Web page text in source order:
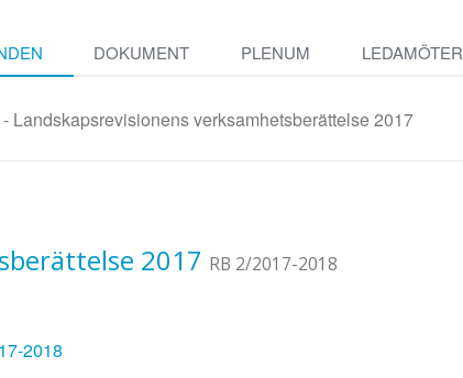
DOKUMENT PLENUM LEDAMÖTER
Landskapsrevisionens verksamhetsberättelse 2017
2017 RB 2/2017-2018
2018